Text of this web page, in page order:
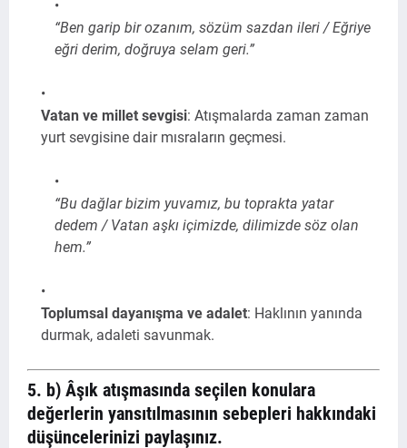
“Ben garip bir ozanım, sözüm sazdan ileri / Eğriye
eğri derim, doğruya selam geri.”
Vatan ve millet sevgisi: Atışmalarda zaman zaman
yurt sevgisine dair mısraların geçmesi.
“Bu dağlar bizim yuvamız, bu toprakta yatar
dedem / Vatan aşkı içimizde, dilimizde söz olan
hem.”
Toplumsal dayanışma ve adalet: Haklının yanında
durmak, adaleti savunmak.
5. b) Âşık atışmasında seçilen konulara
değerlerin yansıtılmasının sebepleri hakkındaki
düşüncelerinizi paylaşınız.